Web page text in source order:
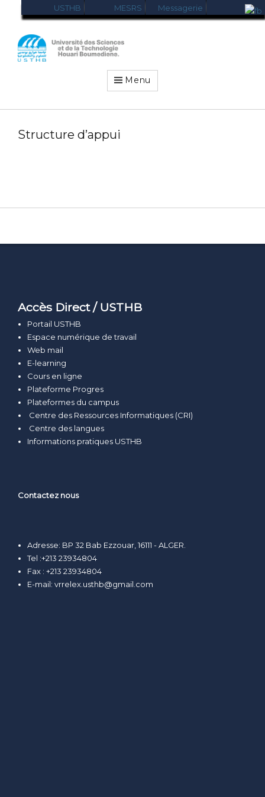
USTHB MESRS Messagerie
USTHB-
VRRELEX
Menu
Structure d’appui
Accès Direct / USTHB
Portail USTHB
Espace numérique de travail
Web mail
E-learning
Cours en ligne
Plateforme Progres
Plateformes du campus
Centre des Ressources Informatiques (CRI)
Centre des langues
Informations pratiques USTHB
Contactez nous
Adresse: BP 32 Bab Ezzouar, 16111 - ALGER.
Tel :+213 23934804
Fax : +213 23934804
E-mail:vrrelex.usthb@gmail.com